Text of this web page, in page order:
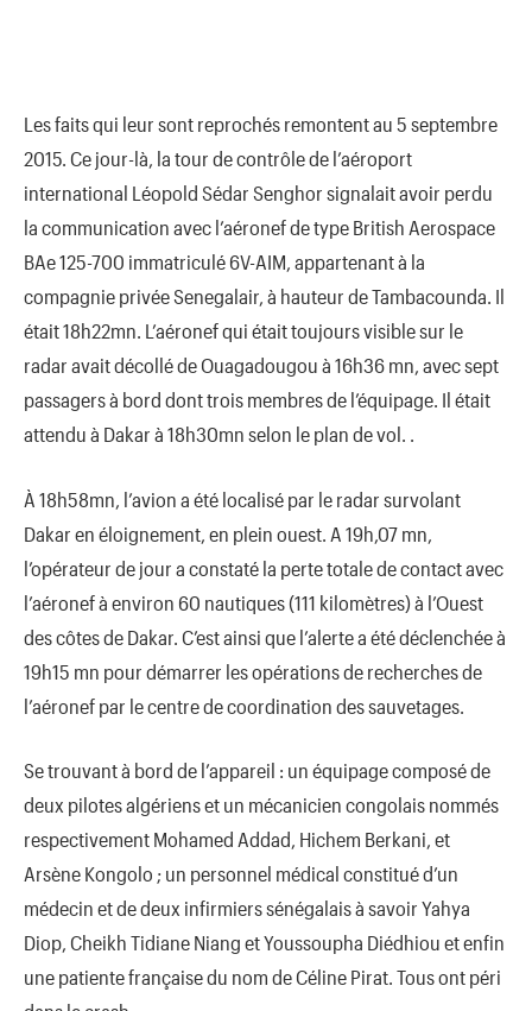
Les faits qui leur sont reprochés remontent au 5 septembre
2015. Ce jour-là, la tour de contrôle de l’aéroport
international Léopold Sédar Senghor signalait avoir perdu
la communication avec l’aéronef de type British Aerospace
BAe 125-700 immatriculé 6V-AIM, appartenant à la
compagnie privée Senegalair, à hauteur de Tambacounda. Il
était 18h22mn. L’aéronef qui était toujours visible sur le
radar avait décollé de Ouagadougou à 16h36 mn, avec sept
passagers à bord dont trois membres de l’équipage. Il était
attendu à Dakar à 18h30mn selon le plan de vol. .
À 18h58mn, l’avion a été localisé par le radar survolant
Dakar en éloignement, en plein ouest. A 19h,07 mn,
l’opérateur de jour a constaté la perte totale de contact avec
l’aéronef à environ 60 nautiques (111 kilomètres) à l’Ouest
des côtes de Dakar. C’est ainsi que l’alerte a été déclenchée à
19h15 mn pour démarrer les opérations de recherches de
l’aéronef par le centre de coordination des sauvetages.
Se trouvant à bord de l’appareil : un équipage composé de
deux pilotes algériens et un mécanicien congolais nommés
respectivement Mohamed Addad, Hichem Berkani, et
Arsène Kongolo ; un personnel médical constitué d’un
médecin et de deux infirmiers sénégalais à savoir Yahya
Diop, Cheikh Tidiane Niang et Youssoupha Diédhiou et enfin
une patiente française du nom de Céline Pirat. Tous ont péri